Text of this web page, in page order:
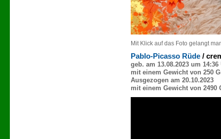
Mit Klick auf das Foto gelangt
Pablo-Picasso Rüde /
geb. am 13.08.2023 um 14:36
mit einem Gewicht von 250
Ausgezogen am 20.10.2023
mit einem Gewicht von 2490